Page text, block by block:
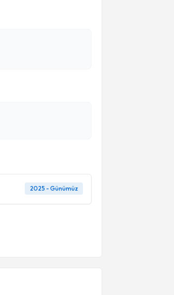
2025 - Günümüz